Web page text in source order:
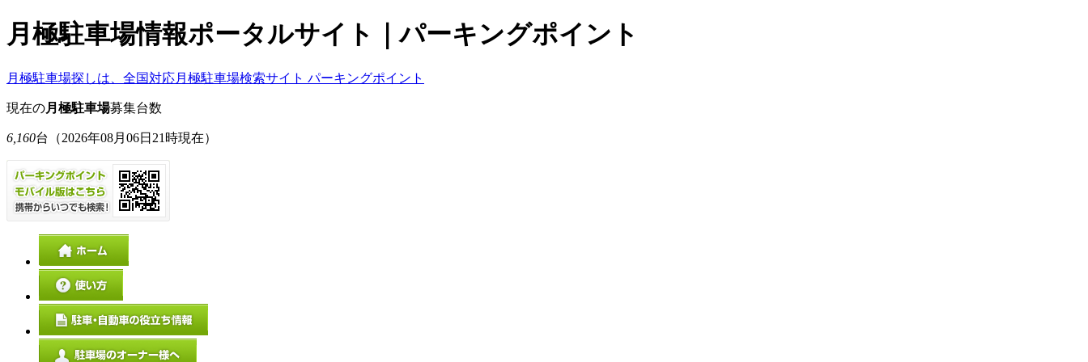
月極駐車場情報ポータルサイト｜パーキングポイント
月極駐車場探しは、全国対応月極駐車場検索サイト パーキングポイント
現在の月極駐車場募集台数
6,160台 （2026年08月06日21時現在）